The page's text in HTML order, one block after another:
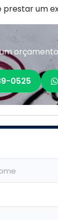
prestar um
0525